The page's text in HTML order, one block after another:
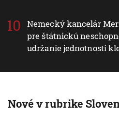
Nemecký kancelár
pre štátnickú
udržanie jednotnosti
Nové v rubrike